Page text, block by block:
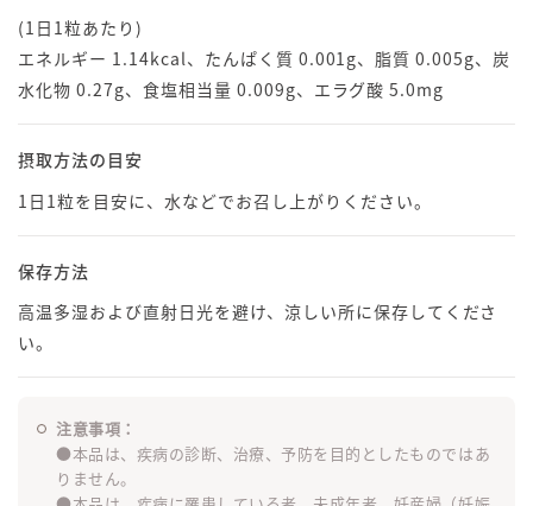
(1日1粒あたり)
エネルギー 1.14kcal、たんぱく質 0.001g、脂質 0.005g、炭
水化物 0.27g、食塩相当量 0.009g、エラグ酸 5.0mg
摂取方法の目安
1日1粒を目安に、水などでお召し上がりください。
保存方法
高温多湿および直射日光を避け、涼しい所に保存してくださ
い。
注意事項：
●本品は、疾病の診断、治療、予防を目的としたものではあ
りません。